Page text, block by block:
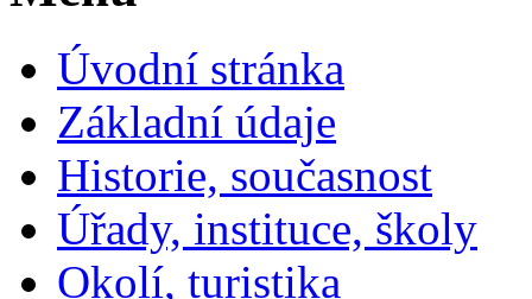
Úvodní stránka
Základní údaje
Historie, současnost
Úřady, instituce, školy
Okolí, turistika